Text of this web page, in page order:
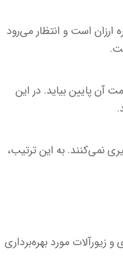
به این معناست که نقره ارزان است و انتظار می‌رود
قیمت آن پایین بیاید. در این
نمی‌کنند. به این ترتیب،
مورد بهره‌برداری